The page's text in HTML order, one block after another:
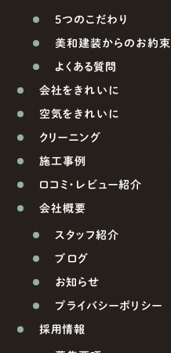
5つのこだわり
美和建装からのお約束
よくある質問
会社をきれいに
空気をきれいに
クリーニング
施工事例
口コミ・レビュー紹介
会社概要
スタッフ紹介
ブログ
お知らせ
プライバシーポリシー
採用情報